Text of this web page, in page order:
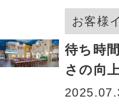
お客様
待ち時
さの向